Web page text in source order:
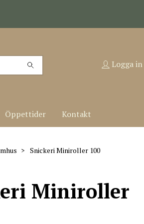
Logga in
Öppettider Kontakt
Snickeri Miniroller 100
Miniroller